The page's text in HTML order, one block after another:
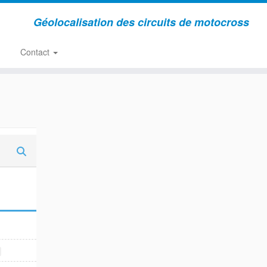
Géolocalisation des circuits de motocross
Contact